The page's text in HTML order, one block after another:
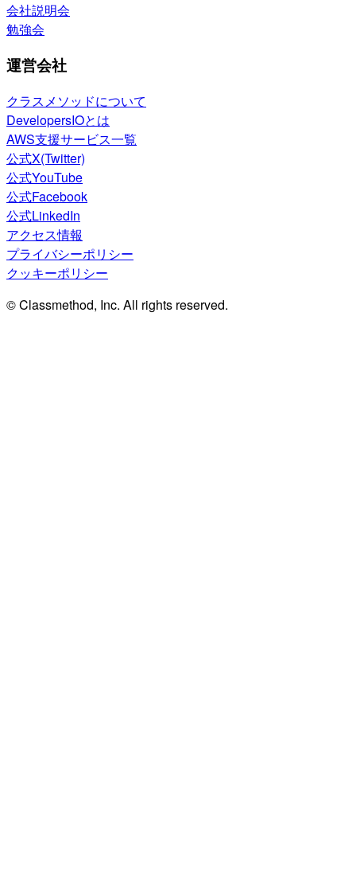
会社説明会
勉強会
運営会社
クラスメソッドについて
DevelopersIOとは
AWS支援サービス一覧
公式X(Twitter)
公式YouTube
公式Facebook
公式LinkedIn
アクセス情報
プライバシーポリシー
クッキーポリシー
© Classmethod, Inc. All rights reserved.